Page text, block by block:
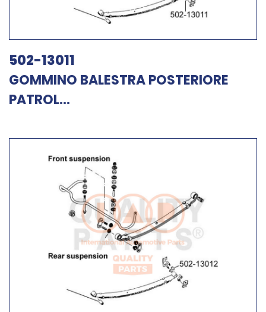
502-13011
GOMMINO BALESTRA POSTERIORE
PATROL...